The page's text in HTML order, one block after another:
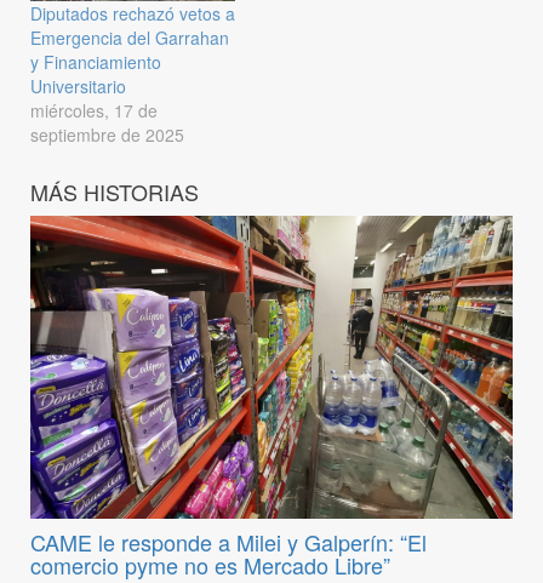
Diputados rechazó vetos a
Emergencia del Garrahan
y Financiamiento
Universitario
miércoles, 17 de
septiembre de 2025
MÁS HISTORIAS
CAME le responde a Milei y Galperín: “El
comercio pyme no es Mercado Libre”